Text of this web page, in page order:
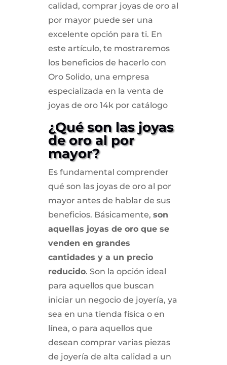
calidad, comprar joyas de oro al
por mayor puede ser una
excelente opción para ti. En
este artículo, te mostraremos
los beneficios de hacerlo con
Oro Solido, una empresa
especializada en la venta de
joyas de oro 14k por catálogo
¿Qué son las joyas
de oro al por
mayor?
Es fundamental comprender
qué son las joyas de oro al por
mayor antes de hablar de sus
beneficios. Básicamente, son
aquellas joyas de oro que se
venden en grandes
cantidades y a un precio
reducido. Son la opción ideal
para aquellos que buscan
iniciar un negocio de joyería, ya
sea en una tienda física o en
línea, o para aquellos que
desean comprar varias piezas
de joyería de alta calidad a un